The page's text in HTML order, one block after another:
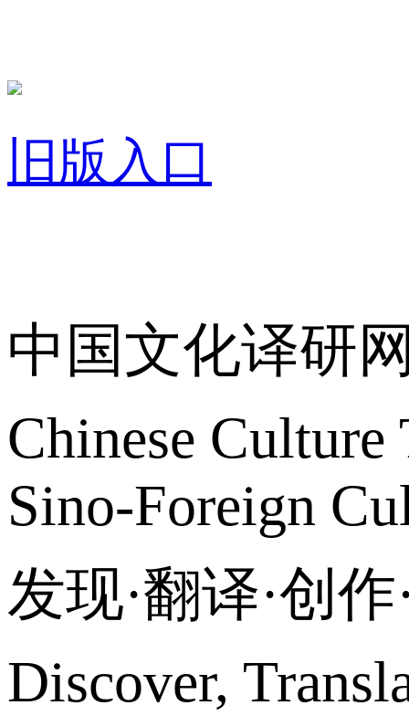
旧版入口
中国文化译研
Chinese
Sino-Foreign
发现·翻译·创
Discover,